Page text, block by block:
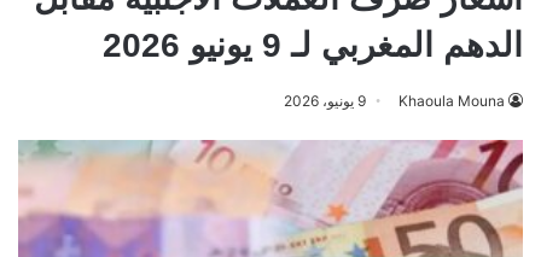
الدهم المغربي لـ 9 يونيو 2026
Khaoula Mouna 9 يونيو، 2026